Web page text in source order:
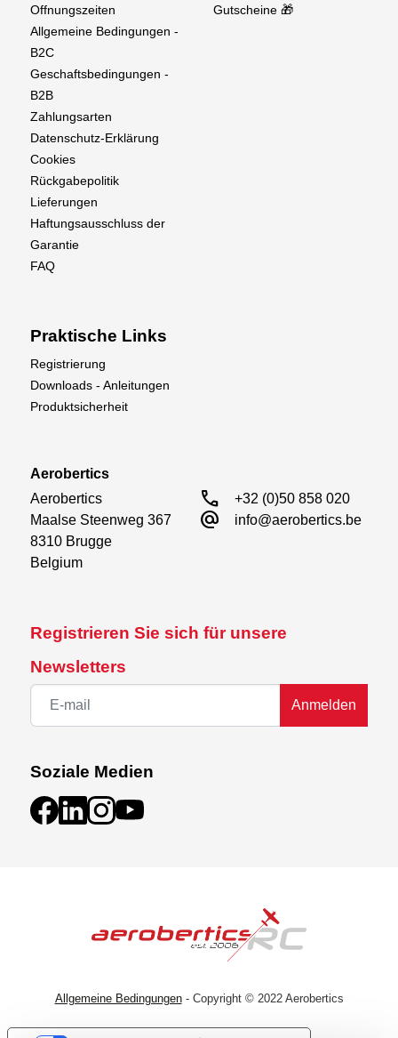
Registrieren Sie sich für unsere
Newsletters
Anmelden
Soziale Medien
Offnungszeiten
Allgemeine Bedingungen -
B2C
Geschaftsbedingungen -
B2B
Zahlungsarten
Datenschutz-Erklärung
Cookies
Rückgabepolitik
Lieferungen
Haftungsausschluss der
Garantie
FAQ
Gutscheine 🎁
Praktische Links
Registrierung
Downloads - Anleitungen
Produktsicherheit
Aerobertics
Aerobertics
Maalse Steenweg 367
8310 Brugge
Belgium
call +32 (0)50 858 020
alternate_email info@aerobertics.be
Allgemeine Bedingungen - Copyright © 2022 Aerobertics